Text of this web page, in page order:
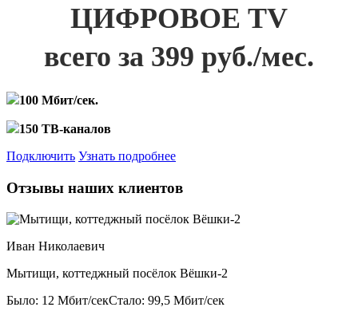
ЦИФРОВОЕ TV
всего за 399 руб./мес.
100 Мбит/сек.
150 ТВ-каналов
Подключить Узнать подробнее
Отзывы наших клиентов
Иван Николаевич
Мытищи, коттеджный посёлок Вёшки-2
Было: 12 Мбит/секСтало: 99,5 Мбит/сек